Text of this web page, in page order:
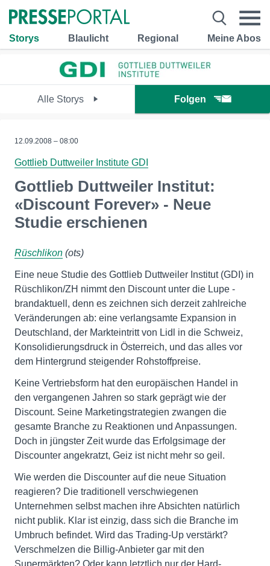
Storys Blaulicht Regional Meine Abos
Alle Storys Folgen
12.09.2008 – 08:00
Gottlieb Duttweiler Institute GDI
Gottlieb Duttweiler Institut:
«Discount Forever» - Neue
Studie erschienen
Rüschlikon (ots)
Eine neue Studie des Gottlieb Duttweiler Institut (GDI) in
Rüschlikon/ZH nimmt den Discount unter die Lupe -
brandaktuell, denn es zeichnen sich derzeit zahlreiche
Veränderungen ab: eine verlangsamte Expansion in
Deutschland, der Markteintritt von Lidl in die Schweiz,
Konsolidierungsdruck in Österreich, und das alles vor
dem Hintergrund steigender Rohstoffpreise.
Keine Vertriebsform hat den europäischen Handel in
den vergangenen Jahren so stark geprägt wie der
Discount. Seine Marketingstrategien zwangen die
gesamte Branche zu Reaktionen und Anpassungen.
Doch in jüngster Zeit wurde das Erfolgsimage der
Discounter angekratzt, Geiz ist nicht mehr so geil.
Wie werden die Discounter auf die neue Situation
reagieren? Die traditionell verschwiegenen
Unternehmen selbst machen ihre Absichten natürlich
nicht publik. Klar ist einzig, dass sich die Branche im
Umbruch befindet. Wird das Trading-Up verstärkt?
Verschmelzen die Billig-Anbieter gar mit den
Supermärkten? Oder kann letztlich nur der Hard-